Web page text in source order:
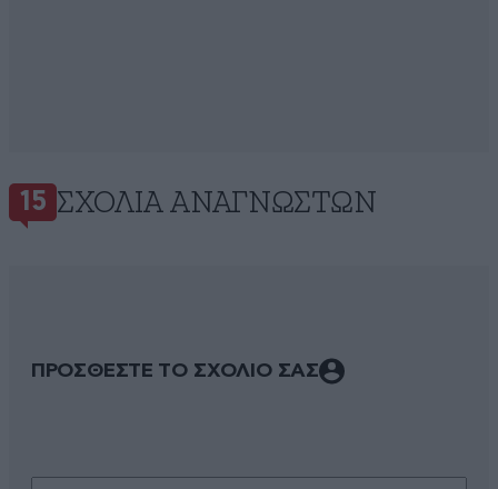
15 ΣΧΌΛΙΑ ΑΝΑΓΝΩΣΤΏΝ
ΠΡΟΣΘΕΣΤΕ ΤΟ ΣΧΟΛΙΟ ΣΑΣ